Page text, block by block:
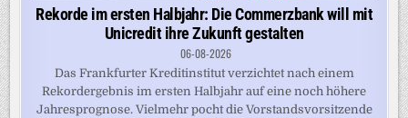
Rekorde im ersten Halbjahr: Die Commerzbank will mit
Unicredit ihre Zukunft gestalten
06-08-2026
Das Frankfurter Kreditinstitut verzichtet nach einem
Rekordergebnis im ersten Halbjahr auf eine noch höhere
Jahresprognose. Vielmehr pocht die Vorstandsvorsitzende